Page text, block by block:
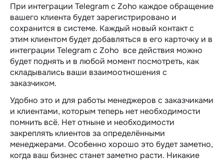
При интеграции Telegram c Zoho каждое обращение
вашего клиента будет зарегистрировано и
сохранится в системе. Каждый новый контакт с
этим клиентом будет добавляться в его карточку и в
интеграции Telegram c Zoho все действия можно
будет поднять и в любой момент посмотреть, как
складывались ваши взаимоотношения с
заказчиком.
Удобно это и для работы менеджеров с заказчиками
и клиентами, которым теперь нет необходимости
помнить всё. Нет отныне и необходимости
закреплять клиентов за определёнными
менеджерами. Особенно хорошо это будет заметно,
когда ваш бизнес станет заметно расти. Никакие